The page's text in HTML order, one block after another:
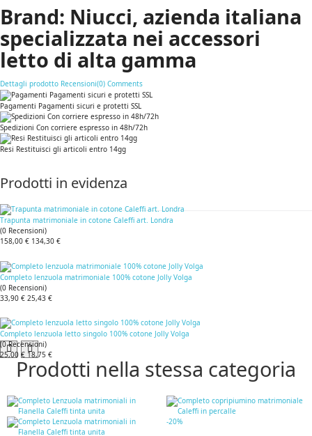
Brand: Niucci, azienda italiana
specializzata nei accessori
letto di alta gamma
Dettagli prodotto Recensioni(0) Comments
Pagamenti Pagamenti sicuri e protetti SSL
Spedizioni Con corriere espresso in 48h/72h
Resi Restituisci gli articoli entro 14gg
Prodotti in evidenza
Trapunta matrimoniale in cotone Caleffi art. Londra
(0 Recensioni)
158,00 € 134,30 €
Completo lenzuola matrimoniale 100% cotone Jolly Volga
(0 Recensioni)
33,90 € 25,43 €
Completo lenzuola letto singolo 100% cotone Jolly Volga
(0Recensioni)
25,00 € 18,75 €
Prodotti nella stessa categoria
-20%